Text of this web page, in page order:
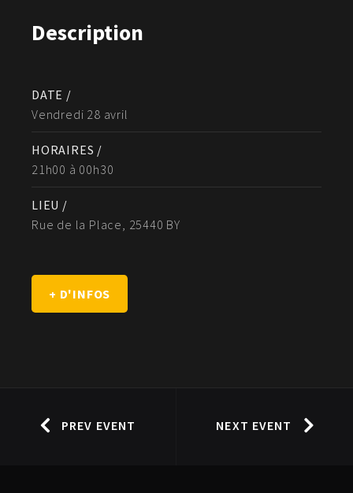
Description
DATE /
Vendredi 28 avril
HORAIRES /
21h00 à 00h30
LIEU /
Rue de la Place, 25440 BY
+ D'INFOS
PREV EVENT NEXT EVENT